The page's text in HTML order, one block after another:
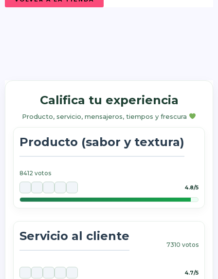
Califica tu experiencia
Producto, servicio, mensajeros, tiempos y frescura
Producto (sabor y textura)
8412 votos
4.8/5
Servicio al cliente
7310 votos
4.7/5